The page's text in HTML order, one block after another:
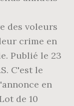
des voleurs
crime en
Publié le 23
C'est le
en
de 10